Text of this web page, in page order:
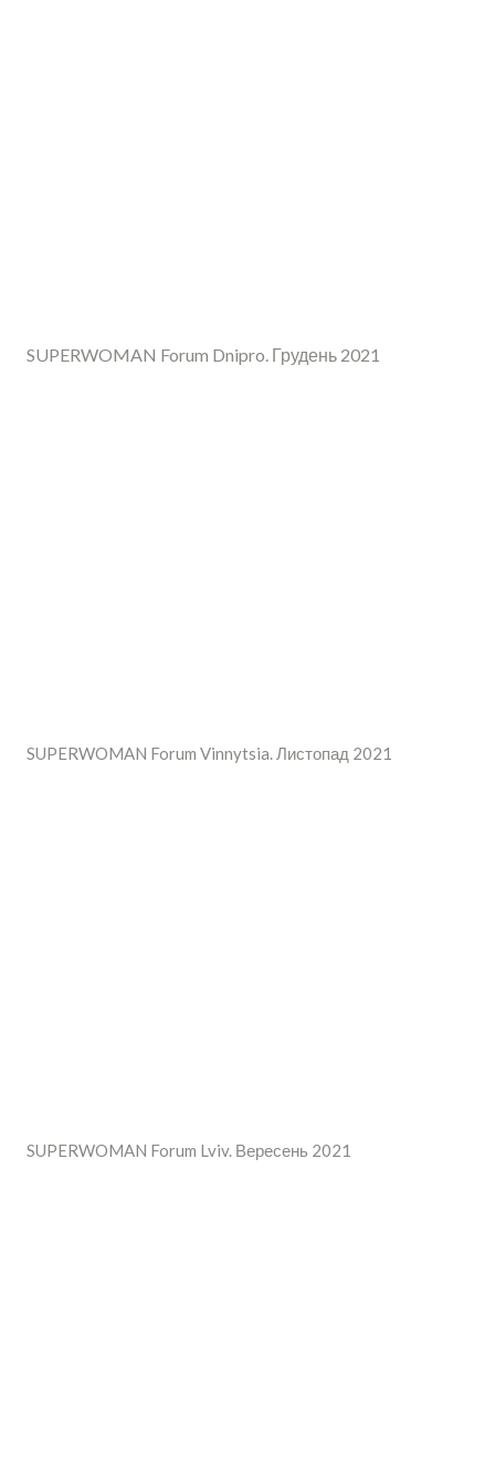
SUPERWOMAN Forum Dnipro. Грудень 2021
SUPERWOMAN Forum Vinnytsia. Листопад 2021
SUPERWOMAN Forum Lviv. Вересень 2021